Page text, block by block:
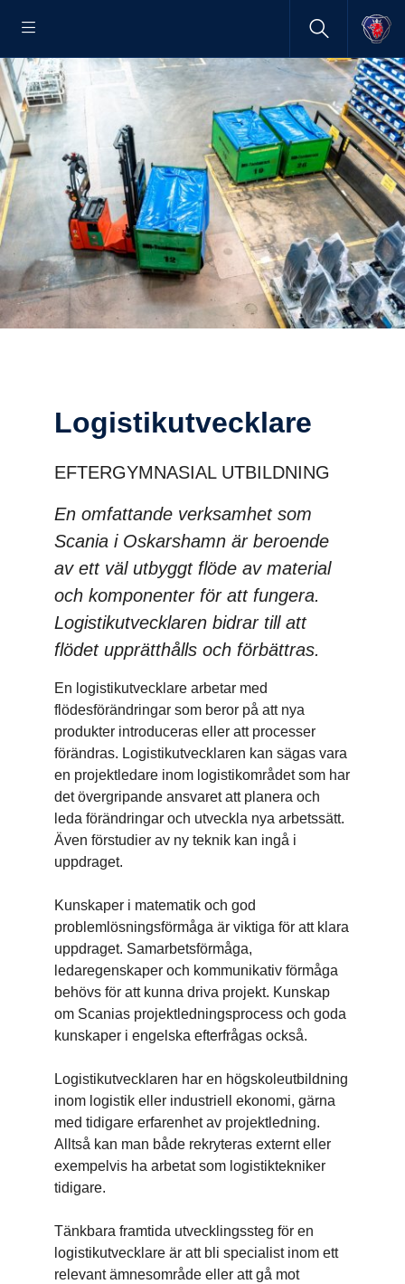
Logistik­ut­veck­lare
EFTERGYMNASIAL UTBILDNING
En omfattande verksamhet som
Scania i Oskarshamn är beroende
av ett väl utbyggt flöde av material
och komponenter för att fungera.
Logistikutvecklaren bidrar till att
flödet upprätthålls och förbättras.
En logistikutvecklare arbetar med
flödesförändringar som beror på att nya
produkter introduceras eller att processer
förändras. Logistikutvecklaren kan sägas vara
en projektledare inom logistikområdet som har
det övergripande ansvaret att planera och
leda förändringar och utveckla nya arbetssätt.
Även förstudier av ny teknik kan ingå i
uppdraget.
Kunskaper i matematik och god
problemlösningsförmåga är viktiga för att klara
uppdraget. Samarbetsförmåga,
ledaregenskaper och kommunikativ förmåga
behövs för att kunna driva projekt. Kunskap
om Scanias projektledningsprocess och goda
kunskaper i engelska efterfrågas också.
Logistikutvecklaren har en högskoleutbildning
inom logistik eller industriell ekonomi, gärna
med tidigare erfarenhet av projektledning.
Alltså kan man både rekryteras externt eller
exempelvis ha arbetat som logistiktekniker
tidigare.
Tänkbara framtida utvecklingssteg för en
logistikutvecklare är att bli specialist inom ett
relevant ämnesområde eller att gå mot